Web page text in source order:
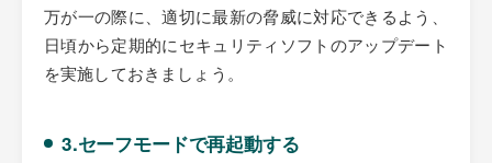
万が一の際に、適切に最新の脅威に対応できるよう、
日頃から定期的にセキュリティソフトのアップデート
を実施しておきましょう。
3.セーフモードで再起動する